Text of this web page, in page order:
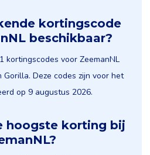
kortingscode
beschikbaar?
kortingscodes voor ZeemanNL
Gorilla. Deze codes zijn voor het
op 9 augustus 2026.
hoogste korting bij